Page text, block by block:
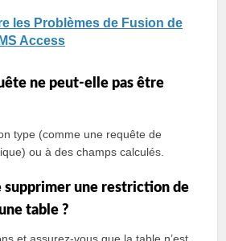
les Problèmes de Fusion de
Access
ne peut-elle pas être
type (comme une requête de
ou à des champs calculés.
supprimer une restriction de
table ?